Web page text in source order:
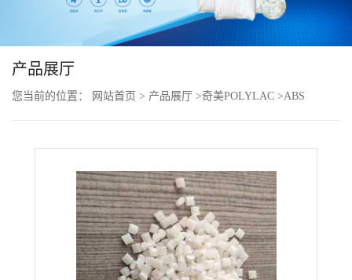
公
产品展厅
您当前的位置： 网站首页 > 产品展厅 >奇美POLYLAC >ABS